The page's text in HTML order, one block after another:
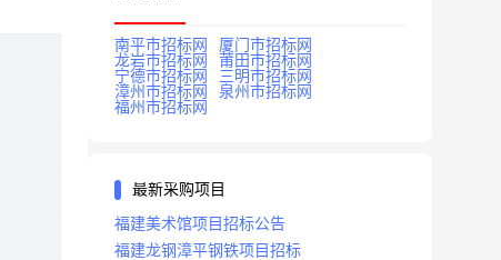
南平市招标网
厦门市招标网
龙岩市招标网
莆田市招标网
宁德市招标网
三明市招标网
漳州市招标网
泉州市招标网
福州市招标网
最新采购项目
福建美术馆项目招标公告
福建龙钢漳平钢铁项目招标